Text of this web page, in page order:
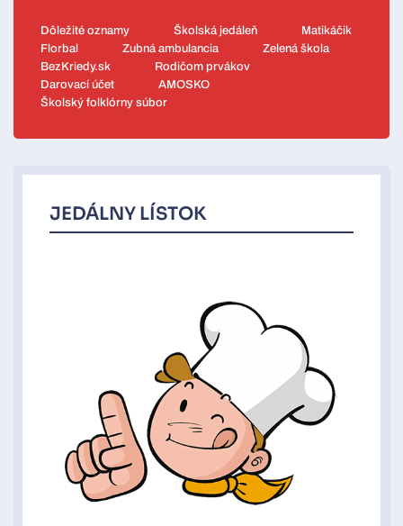
Dôležité oznamy Školská jedáleň
Matikáčik
Florbal
Zubná ambulancia
Zelená škola
BezKriedy.sk
Rodičom prvákov
Darovací účet
AMOSKO
Školský folklórny súbor
JEDÁLNY LÍSTOK